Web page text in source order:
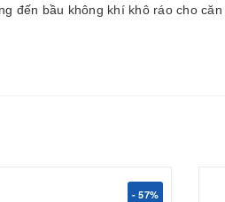
đến bầu không khí khô ráo cho căn
- 57%